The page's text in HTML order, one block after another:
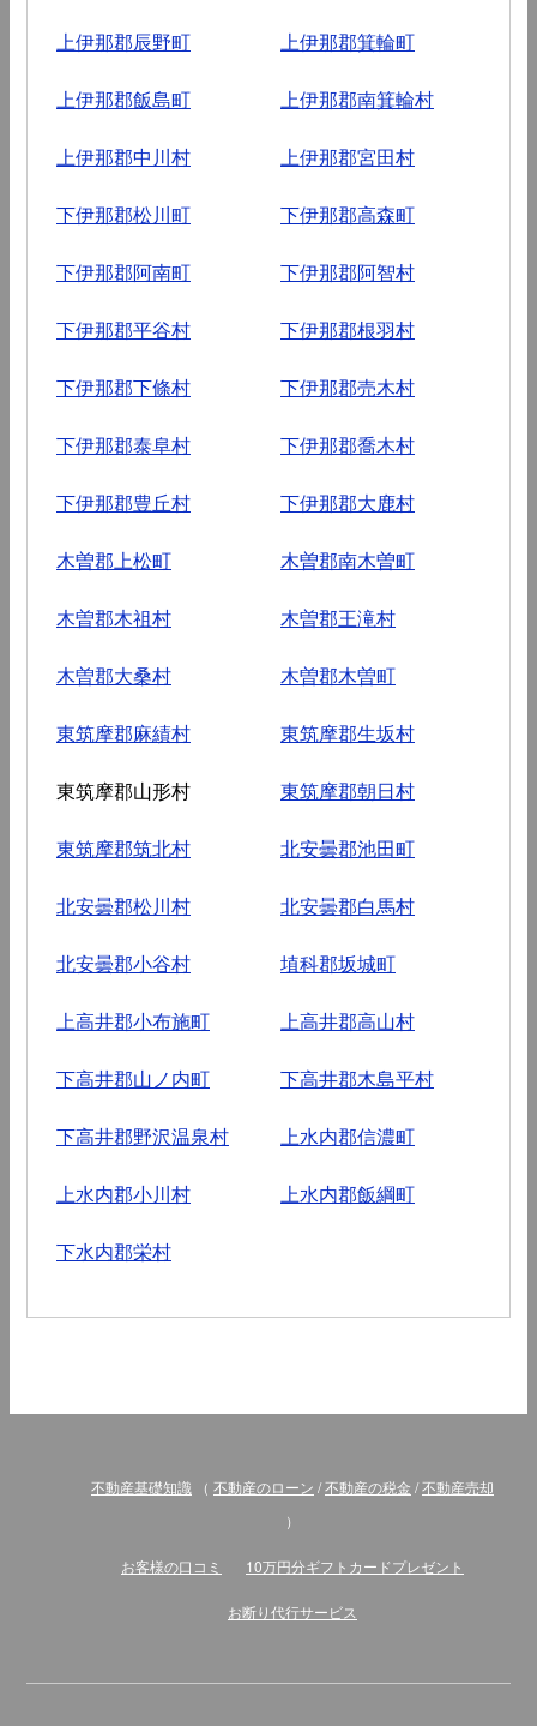
上伊那郡辰野町 上伊那郡箕輪町
上伊那郡飯島町 上伊那郡南箕輪村
上伊那郡中川村 上伊那郡宮田村
下伊那郡松川町 下伊那郡高森町
下伊那郡阿南町 下伊那郡阿智村
下伊那郡平谷村 下伊那郡根羽村
下伊那郡下條村 下伊那郡売木村
下伊那郡泰阜村 下伊那郡喬木村
下伊那郡豊丘村 下伊那郡大鹿村
木曽郡上松町 木曽郡南木曽町
木曽郡木祖村 木曽郡王滝村
木曽郡大桑村 木曽郡木曽町
東筑摩郡麻績村 東筑摩郡生坂村
東筑摩郡山形村 東筑摩郡朝日村
東筑摩郡筑北村 北安曇郡池田町
北安曇郡松川村 北安曇郡白馬村
北安曇郡小谷村 埴科郡坂城町
上高井郡小布施町 上高井郡高山村
下高井郡山ノ内町 下高井郡木島平村
下高井郡野沢温泉村 上水内郡信濃町
上水内郡小川村 上水内郡飯綱町
下水内郡栄村
不動産基礎知識 （ 不動産のローン /不動産の税金 /不動産売却
）
お客様の口コミ 10万円分ギフトカードプレゼント
お断り代行サービス